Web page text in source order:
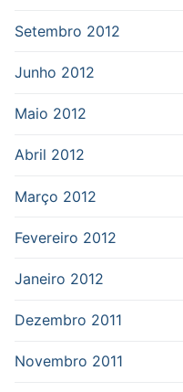
Setembro 2012
Junho 2012
Maio 2012
Abril 2012
Março 2012
Fevereiro 2012
Janeiro 2012
Dezembro 2011
Novembro 2011